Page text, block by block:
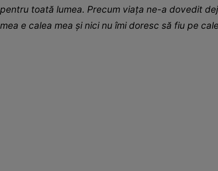
pentru toată lumea. Precum viaţa ne-a dovedit
mea e calea mea şi nici nu îmi doresc să fiu pe